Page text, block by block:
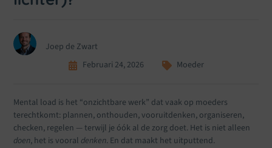
Joep de Zwart
Februari 24, 2026
Moeder
Mental load is het “onzichtbare werk” dat vaak op moeders
terechtkomt: plannen, onthouden, vooruitdenken, organiseren,
checken, regelen — terwijl je óók al de zorg doet. Het is niet alleen
doen, het is vooral denken. En dat maakt het uitputtend.